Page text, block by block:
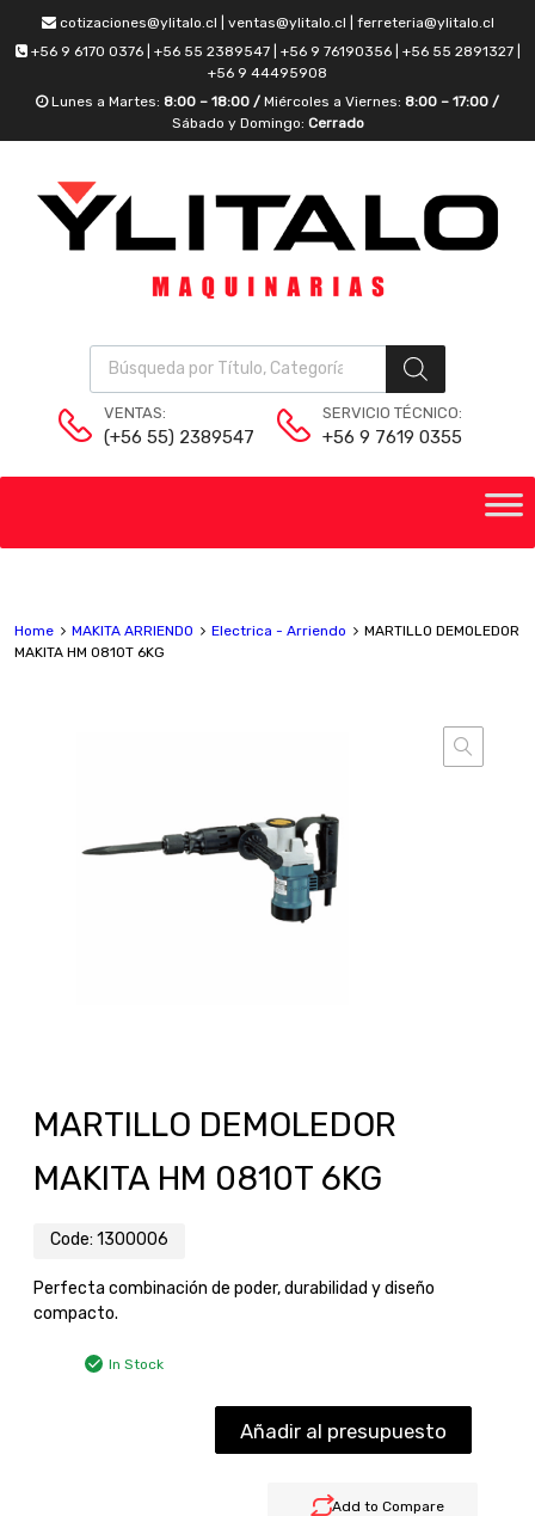
cotizaciones@ylitalo.cl | ventas@ylitalo.cl | ferreteria@ylitalo.cl
+56 9 6170 0376 | +56 55 2389547 | +56 9 76190356 | +56 55 2891327 |
+56 9 44495908
Lunes a Martes: 8:00 – 18:00 / Miércoles a Viernes: 8:00 – 17:00 /
Sábado y Domingo: Cerrado
VENTAS:
(+56 55) 2389547
SERVICIO TÉCNICO:
+56 9 7619 0355
Home MAKITA ARRIENDO Electrica - Arriendo
MARTILLO DEMOLEDOR
MAKITA HM 0810T 6KG
MARTILLO DEMOLEDOR
MAKITA HM 0810T 6KG
Code: 1300006
Perfecta combinación de poder, durabilidad y diseño
compacto.
In Stock
Add to Compare
Añadir al presupuesto